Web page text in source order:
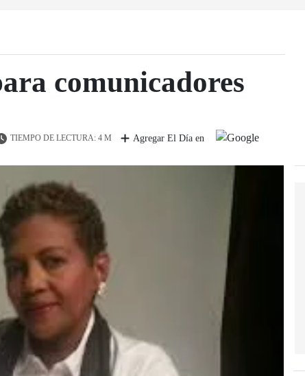
comunicadores
TIEMPO DE LECTURA: 4 M Agregar El Día en